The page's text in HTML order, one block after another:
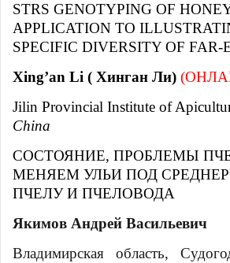
STRS GENOTYPING OF
APPLICATION TO
SPECIFIC DIVERSITY OF FAR-
Xing’an Li ( Хинган Ли)
Jilin Provincial Institute of
China
СОСТОЯНИЕ, ПРОБЛЕМЫ
МЕНЯЕМ УЛЬИ ПОД
ПЧЕЛУ И ПЧЕЛОВОДА
Якимов Андрей Васильевич
Владимирская область,